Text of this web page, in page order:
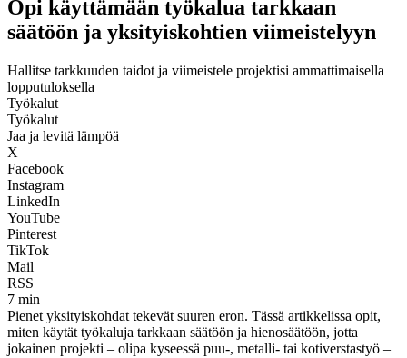
Opi käyttämään työkalua tarkkaan
säätöön ja yksityiskohtien viimeistelyyn
Hallitse tarkkuuden taidot ja viimeistele projektisi ammattimaisella
lopputuloksella
Työkalut
Työkalut
Jaa ja levitä lämpöä
X
Facebook
Instagram
LinkedIn
YouTube
Pinterest
TikTok
Mail
RSS
7 min
Pienet yksityiskohdat tekevät suuren eron. Tässä artikkelissa opit,
miten käytät työkaluja tarkkaan säätöön ja hienosäätöön, jotta
jokainen projekti – olipa kyseessä puu-, metalli- tai kotiverstastyö –